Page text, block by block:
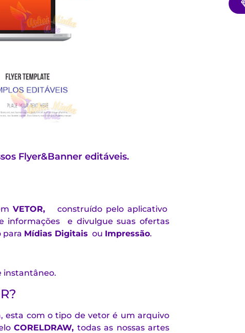
Flyer&Banner editáveis.
VETOR, construído pelo aplicativo
informações e divulgue suas ofertas
para Mídias Digitais ou Impressão.
instantâneo.
esta com o tipo de vetor é um arquivo
CORELDRAW, todas as nossas artes